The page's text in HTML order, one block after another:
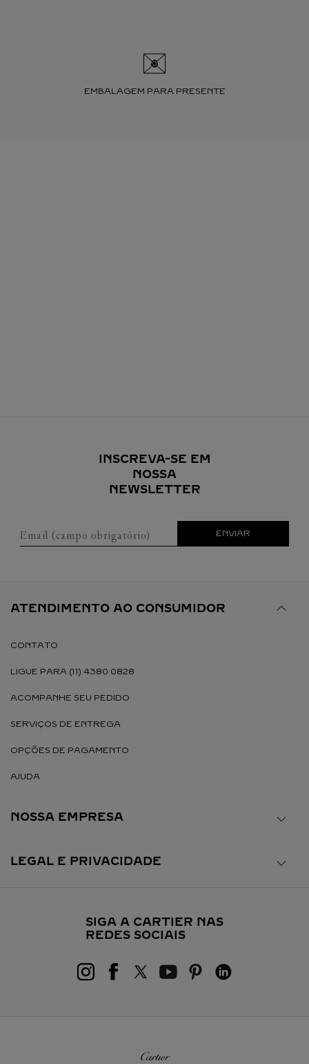
EMBALAGEM PARA PRESENTE
INSCREVA-SE EM
NOSSA
NEWSLETTER
Email (campo obrigatório) ENVIAR
ATENDIMENTO AO CONSUMIDOR
CONTATO
LIGUE PARA (11) 4380 0828
ACOMPANHE SEU PEDIDO
SERVIÇOS DE ENTREGA
OPÇÕES DE PAGAMENTO
AJUDA
NOSSA EMPRESA
LEGAL E PRIVACIDADE
SIGA A CARTIER NAS
REDES SOCIAIS